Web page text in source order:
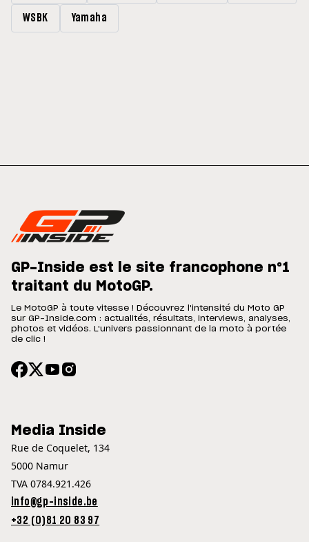
WSBK Yamaha
GP-Inside est le site francophone n°1
traitant du MotoGP.
Le MotoGP à toute vitesse ! Découvrez l'intensité du Moto GP
sur GP-Inside.com : actualités, résultats, interviews, analyses,
photos et vidéos. L'univers passionnant de la moto à portée
de clic !
Media Inside
Rue de Coquelet, 134
5000 Namur
TVA 0784.921.426
info@gp-inside.be
+32 (0)81 20 83 97